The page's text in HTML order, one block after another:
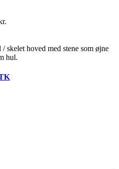
skelet hoved med stene som øjne
hul.